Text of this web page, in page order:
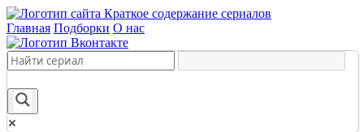
Краткое содержание сериалов
Главная Подборки О нас